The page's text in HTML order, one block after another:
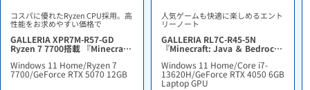
コスパに優れたRyzen CPU採用。高
性能をお求めやすい価格で
GALLERIA XPR7M-R57-GD
Ryzen 7 7700搭載 『Minecraft:
Java ＆ Bedrock Edition for
PC、PC Game Pass同梱版』
Windows 11 Home/Ryzen 7
7700/GeForce RTX 5070 12GB
人気ゲームも快適に楽しめるエント
リーノート
GALLERIA RL7C-R45-5N
『Minecraft: Java ＆ Bedrock
Pass同梱版』
Windows 11 Home/Core i7-
13620H/GeForce RTX 4050 6GB
Laptop GPU